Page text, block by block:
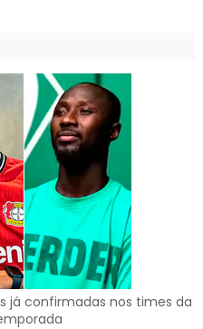
já confirmadas nos times da